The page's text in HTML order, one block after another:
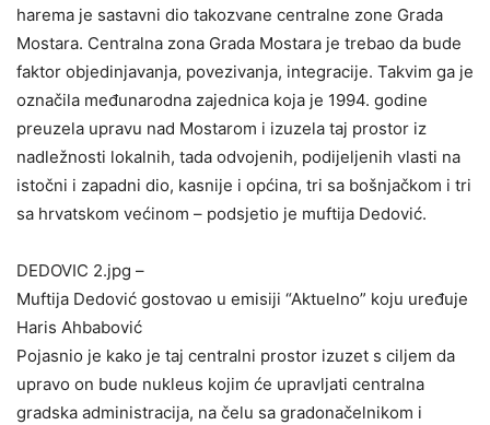
harema je sastavni dio takozvane centralne zone Grada
Mostara. Centralna zona Grada Mostara je trebao da bude
faktor objedinjavanja, povezivanja, integracije. Takvim ga je
označila međunarodna zajednica koja je 1994. godine
preuzela upravu nad Mostarom i izuzela taj prostor iz
nadležnosti lokalnih, tada odvojenih, podijeljenih vlasti na
istočni i zapadni dio, kasnije i općina, tri sa bošnjačkom i tri
sa hrvatskom većinom – podsjetio je muftija Dedović.
DEDOVIC 2.jpg –
Muftija Dedović gostovao u emisiji “Aktuelno” koju uređuje
Haris Ahbabović
Pojasnio je kako je taj centralni prostor izuzet s ciljem da
upravo on bude nukleus kojim će upravljati centralna
gradska administracija, na čelu sa gradonačelnikom i